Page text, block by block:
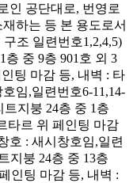
인 공단대로, 번영로
하는 등 본 용도로서
조 일련번호1,2,4,5)
중 9층 901호 외 3
팅 마감 등, 내벽 : 타
임,일련번호6-11,14-
지붕 24층 중 1층
타르 위 페인팅 마감
호 : 새시창호임,일련
지붕 24층 중 13층
인팅 마감 등, 내벽 :